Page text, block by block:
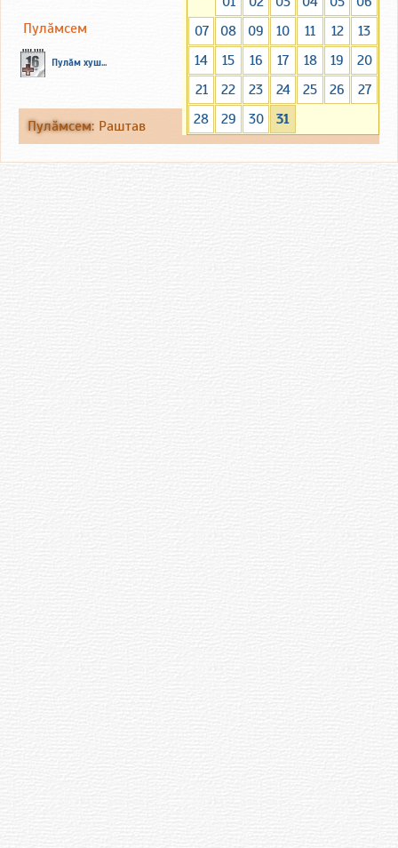
07
08 09 10 11 12
13
14
15 16 17 18 19
20
21
22 23 24 25 26
27
28
29 30 31
Пулăмсем
Пулăм хуш...
Пулăмсем: Раштав